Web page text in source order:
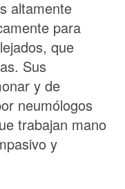
altamente
para
que
Sus
y de
neumólogos
trabajan mano
y